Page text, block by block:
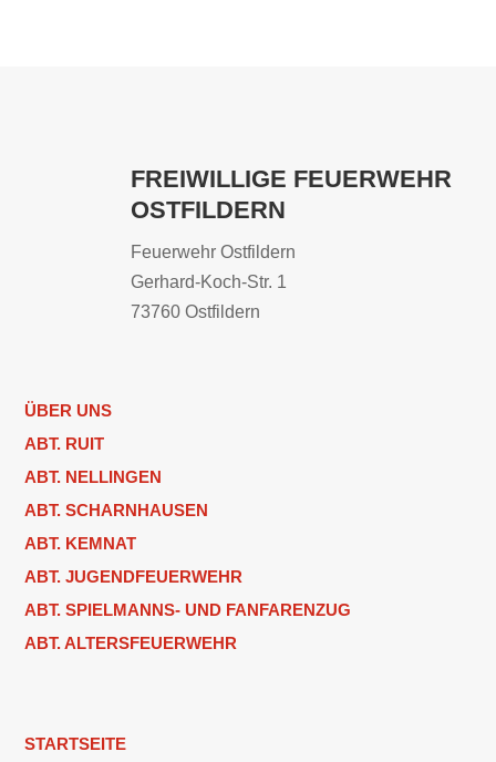
FREIWILLIGE FEUERWEHR
OSTFILDERN
Feuerwehr Ostfildern
Gerhard-Koch-Str. 1
73760 Ostfildern
ÜBER UNS
ABT. RUIT
ABT. NELLINGEN
ABT. SCHARNHAUSEN
ABT. KEMNAT
ABT. JUGENDFEUERWEHR
ABT. SPIELMANNS- UND FANFARENZUG
ABT. ALTERSFEUERWEHR
STARTSEITE